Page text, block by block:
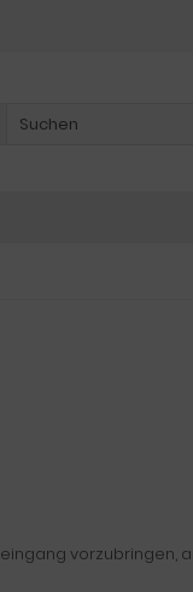
vorzubringen,